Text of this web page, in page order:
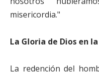
misericordia."
La Gloria de Dios en
La redención del